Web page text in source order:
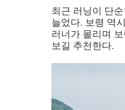
최근 러닝이 단
늘었다. 보령 역
러너가 몰리며
보길 추천한다.